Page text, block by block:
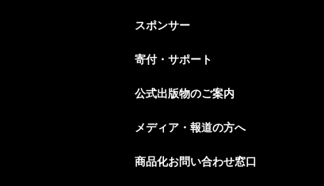
スポンサー
寄付・サポート
公式出版物のご案内
メディア・報道の方へ
商品化お問い合わせ窓口